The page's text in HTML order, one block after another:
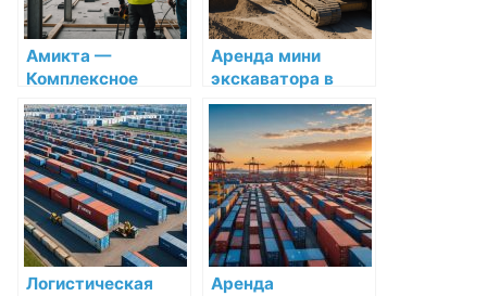
Амикта —
Комплексное
решение для
монтажа
инженерных
систем в Санкт-
Петербурге и
Ленинградской
области
Аренда мини
экскаватора в
Москве и
Московской
области: Все, что
необходимо знать
Логистическая
Аренда